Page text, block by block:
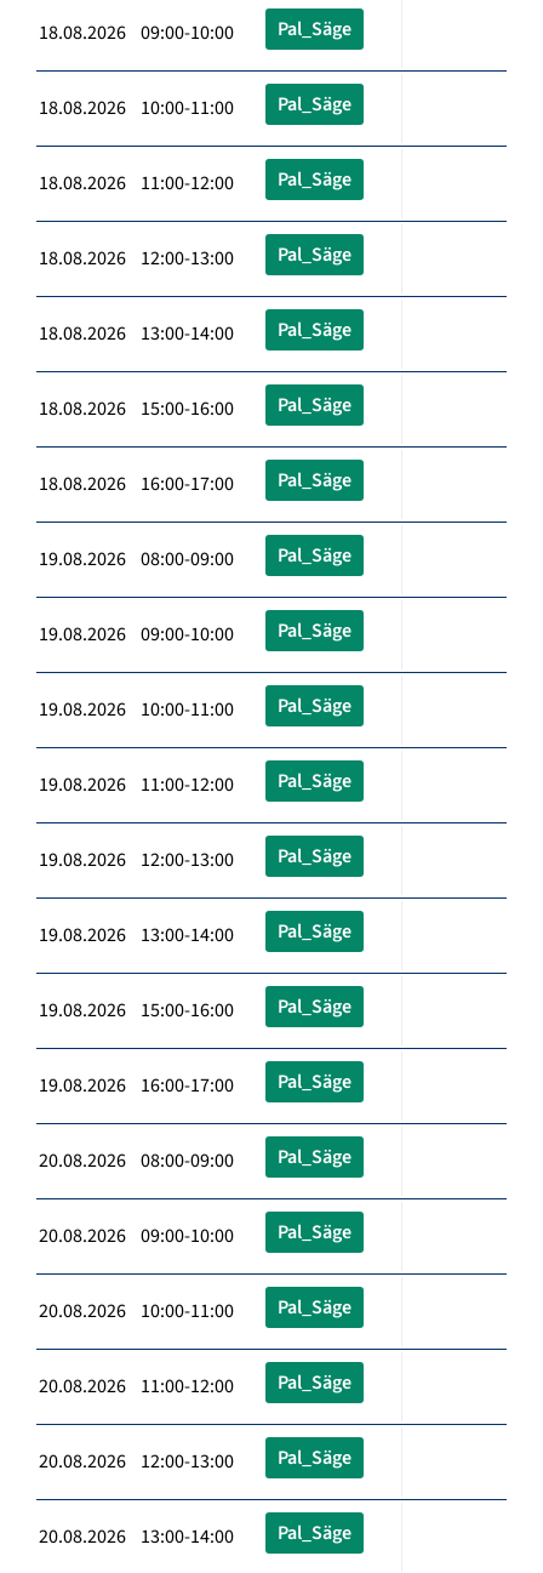
18.08.2026 09:00-10:00 Pal_Säge
18.08.2026 10:00-11:00 Pal_Säge
18.08.2026 11:00-12:00 Pal_Säge
18.08.2026 12:00-13:00 Pal_Säge
18.08.2026 13:00-14:00 Pal_Säge
18.08.2026 15:00-16:00 Pal_Säge
18.08.2026 16:00-17:00 Pal_Säge
19.08.2026 08:00-09:00 Pal_Säge
19.08.2026 09:00-10:00 Pal_Säge
19.08.2026 10:00-11:00 Pal_Säge
19.08.2026 11:00-12:00 Pal_Säge
19.08.2026 12:00-13:00 Pal_Säge
19.08.2026 13:00-14:00 Pal_Säge
19.08.2026 15:00-16:00 Pal_Säge
19.08.2026 16:00-17:00 Pal_Säge
20.08.2026 08:00-09:00 Pal_Säge
20.08.2026 09:00-10:00 Pal_Säge
20.08.2026 10:00-11:00 Pal_Säge
20.08.2026 11:00-12:00 Pal_Säge
20.08.2026 12:00-13:00 Pal_Säge
20.08.2026 13:00-14:00 Pal_Säge